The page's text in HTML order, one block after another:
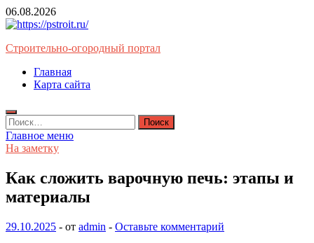
Перейти
к
06.08.2026
Строительно-огородный портал
Главная
Карта сайта
Найти:
Главное меню
На заметку
Как сложить варочную печь: этапы и
материалы
29.10.2025 - от admin - Оставьте комментарий